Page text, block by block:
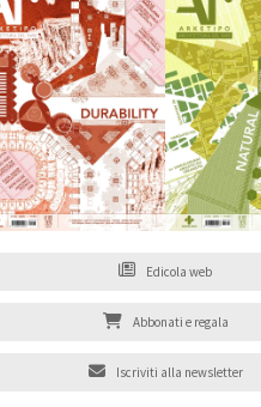
Edicola web
Abbonati e regala
Iscriviti alla newsletter